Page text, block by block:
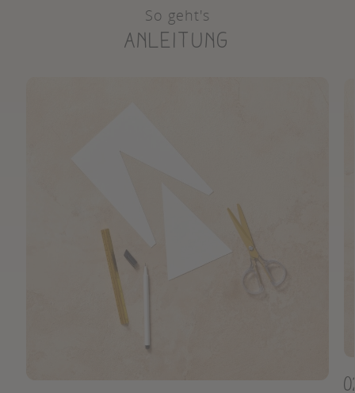
So geht's
Anleitung